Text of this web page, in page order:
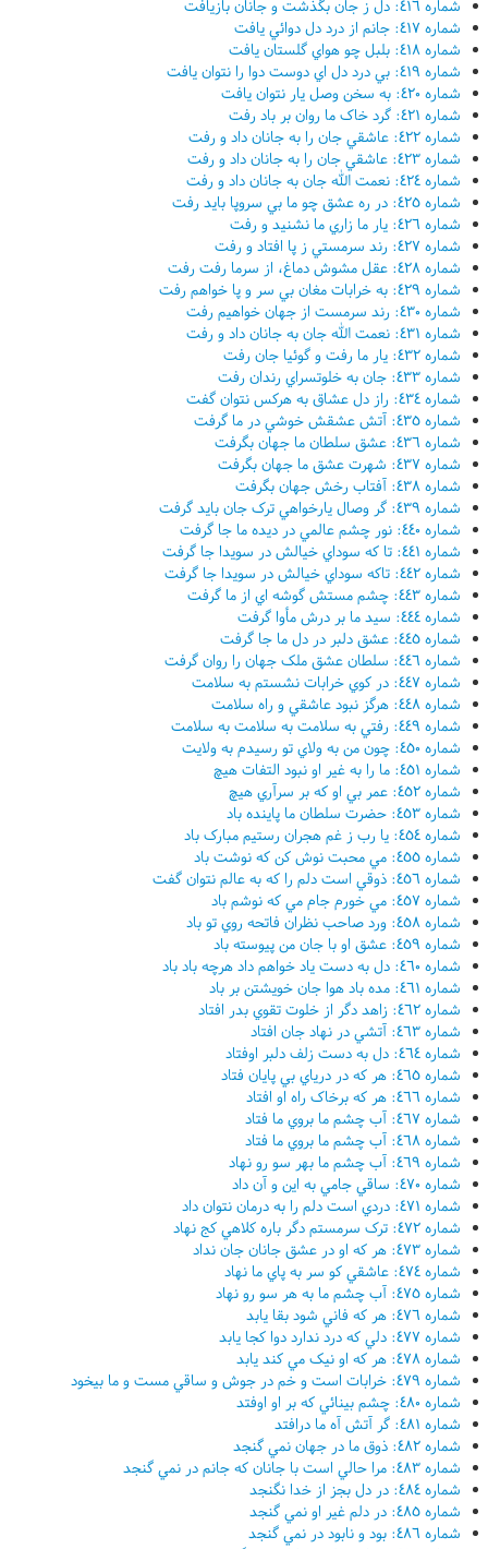
شماره ٤١٦: دل ز جان بگذشت و جانان بازيافت
شماره ٤١٧: جانم از درد دل دوائي يافت
شماره ٤١٨: بلبل چو هواي گلستان يافت
شماره ٤١٩: بي درد دل اي دوست دوا را نتوان يافت
شماره ٤٢٠: به سخن وصل يار نتوان يافت
شماره ٤٢١: گرد خاک ما روان بر باد رفت
شماره ٤٢٢: عاشقي جان را به جانان داد و رفت
شماره ٤٢٣: عاشقي جان را به جانان داد و رفت
شماره ٤٢٤: نعمت الله جان به جانان داد و رفت
شماره ٤٢٥: در ره عشق چو ما بي سروپا بايد رفت
شماره ٤٢٦: يار ما زاري ما نشنيد و رفت
شماره ٤٢٧: رند سرمستي ز پا افتاد و رفت
شماره ٤٢٨: عقل مشوش دماغ، از سرما رفت رفت
شماره ٤٢٩: به خرابات مغان بي سر و پا خواهم رفت
شماره ٤٣٠: رند سرمست از جهان خواهيم رفت
شماره ٤٣١: نعمت الله جان به جانان داد و رفت
شماره ٤٣٢: يار ما رفت و گوئيا جان رفت
شماره ٤٣٣: جان به خلوتسراي رندان رفت
شماره ٤٣٤: راز دل عشاق به هرکس نتوان گفت
شماره ٤٣٥: آتش عشقش خوشي در ما گرفت
شماره ٤٣٦: عشق سلطان ما جهان بگرفت
شماره ٤٣٧: شهرت عشق ما جهان بگرفت
شماره ٤٣٨: آفتاب رخش جهان بگرفت
شماره ٤٣٩: گر وصال يارخواهي ترک جان بايد گرفت
شماره ٤٤٠: نور چشم عالمي در ديده ما جا گرفت
شماره ٤٤١: تا که سوداي خيالش در سويدا جا گرفت
شماره ٤٤٢: تاکه سوداي خيالش در سويدا جا گرفت
شماره ٤٤٣: چشم مستش گوشه اي از ما گرفت
شماره ٤٤٤: سيد ما بر درش مأوا گرفت
شماره ٤٤٥: عشق دلبر در دل ما جا گرفت
شماره ٤٤٦: سلطان عشق ملک جهان را روان گرفت
شماره ٤٤٧: در کوي خرابات نشستم به سلامت
شماره ٤٤٨: هرگز نبود عاشقي و راه سلامت
شماره ٤٤٩: رفتي به سلامت به سلامت به سلامت
شماره ٤٥٠: چون من به ولاي تو رسيدم به ولايت
شماره ٤٥١: ما را به غير او نبود التفات هيچ
شماره ٤٥٢: عمر بي او که بر سرآري هيچ
شماره ٤٥٣: حضرت سلطان ما پاينده باد
شماره ٤٥٤: يا رب ز غم هجران رستيم مبارک باد
شماره ٤٥٥: مي محبت نوش کن که نوشت باد
شماره ٤٥٦: ذوقي است دلم را که به عالم نتوان گفت
شماره ٤٥٧: مي خورم جام مي که نوشم باد
شماره ٤٥٨: ورد صاحب نظران فاتحه روي تو باد
شماره ٤٥٩: عشق او با جان من پيوسته باد
شماره ٤٦٠: دل به دست ياد خواهم داد هرچه باد باد
شماره ٤٦١: مده باد هوا جان خويشتن بر باد
شماره ٤٦٢: زاهد دگر از خلوت تقوي بدر افتاد
شماره ٤٦٣: آتشي در نهاد جان افتاد
شماره ٤٦٤: دل به دست زلف دلبر اوفتاد
شماره ٤٦٥: هر که در درياي بي پايان فتاد
شماره ٤٦٦: هر که برخاک راه او افتاد
شماره ٤٦٧: آب چشم ما بروي ما فتاد
شماره ٤٦٨: آب چشم ما بروي ما فتاد
شماره ٤٦٩: آب چشم ما بهر سو رو نهاد
شماره ٤٧٠: ساقي جامي به اين و آن داد
شماره ٤٧١: دردي است دلم را به درمان نتوان داد
شماره ٤٧٢: ترک سرمستم دگر باره کلاهي کج نهاد
شماره ٤٧٣: هر که او در عشق جانان جان نداد
شماره ٤٧٤: عاشقي کو سر به پاي ما نهاد
شماره ٤٧٥: آب چشم ما به هر سو رو نهاد
شماره ٤٧٦: هر که فاني شود بقا يابد
شماره ٤٧٧: دلي که درد ندارد دوا کجا يابد
شماره ٤٧٨: هر که او نيک مي کند يابد
شماره ٤٧٩: خرابات است و خم در جوش و ساقي مست و ما بيخود
شماره ٤٨٠: چشم بينائي که بر او اوفتد
شماره ٤٨١: گر آتش آه ما درافتد
شماره ٤٨٢: ذوق ما در جهان نمي گنجد
شماره ٤٨٣: مرا حالي است با جانان که جانم در نمي گنجد
شماره ٤٨٤: در دل بجز از خدا نگنجد
شماره ٤٨٥: در دلم غير او نمي گنجد
شماره ٤٨٦: بود و نابود در نمي گنجد